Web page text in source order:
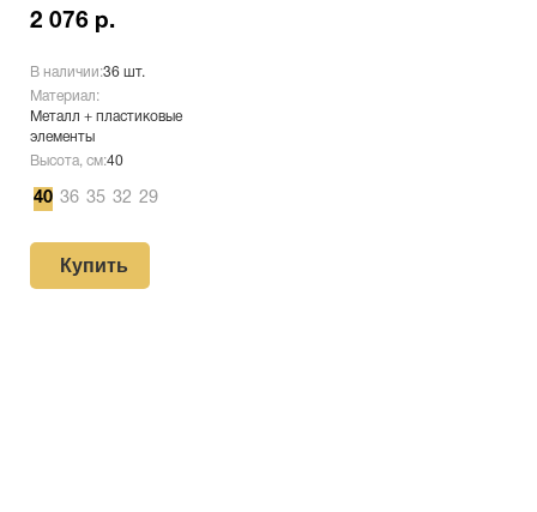
2 076 р.
В наличии:36 шт.
Материал:
Металл + пластиковые
элементы
Высота, см:40
40 36 35 32 29
Купить